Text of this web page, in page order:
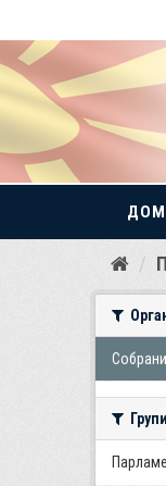
Прескокнете
Групи